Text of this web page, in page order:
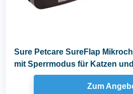
Sure Petcare SureFlap
mit Sperrmodus für Katzen
Zum